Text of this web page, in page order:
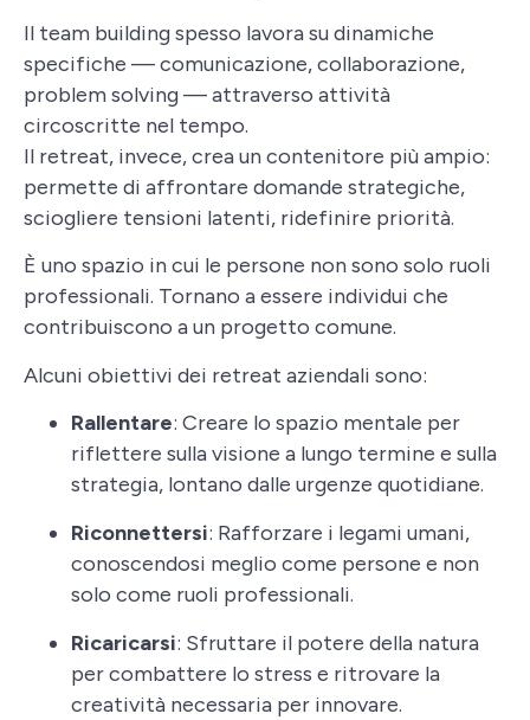
Il team building spesso lavora su dinamiche
specifiche — comunicazione, collaborazione,
problem solving — attraverso attività
circoscritte nel tempo.
Il retreat, invece, crea un contenitore più ampio:
permette di affrontare domande strategiche,
sciogliere tensioni latenti, ridefinire priorità.
È uno spazio in cui le persone non sono solo ruoli
professionali. Tornano a essere individui che
contribuiscono a un progetto comune.
Alcuni obiettivi dei retreat aziendali sono:
Rallentare: Creare lo spazio mentale per
riflettere sulla visione a lungo termine e sulla
strategia, lontano dalle urgenze quotidiane.
Riconnettersi: Rafforzare i legami umani,
conoscendosi meglio come persone e non
solo come ruoli professionali.
Ricaricarsi: Sfruttare il potere della natura
per combattere lo stress e ritrovare la
creatività necessaria per innovare.